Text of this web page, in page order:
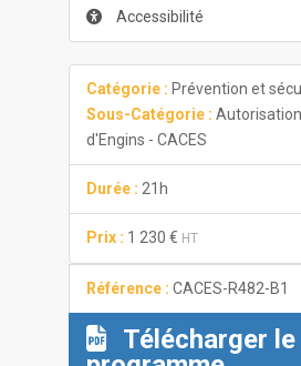
Accessibilité
Catégorie : Prévention et
Sous-Catégorie :
d'Engins - CACES
Durée : 21h
Prix : 1 230 € HT
Référence : CACES-R482-B1
Télécharger le